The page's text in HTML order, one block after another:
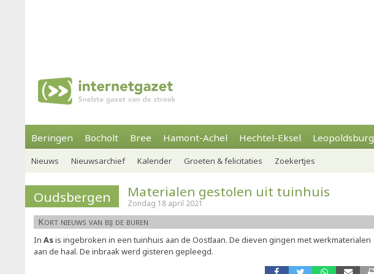
Beringen Bocholt Bree Hamont-Achel Hechtel-Eksel Leopoldsburg
Nieuws Nieuwsarchief Kalender Groeten & felicitaties Zoekertjes
Oudsbergen Materialen gestolen uit tuinhuis
Zondag 18 april 2021
Kort nieuws van bij de buren
In Asis ingebroken in een tuinhuis aan de Oostlaan. De dieven gingen met werkmaterialen
aan de haal. De inbraak werd gisteren gepleegd.